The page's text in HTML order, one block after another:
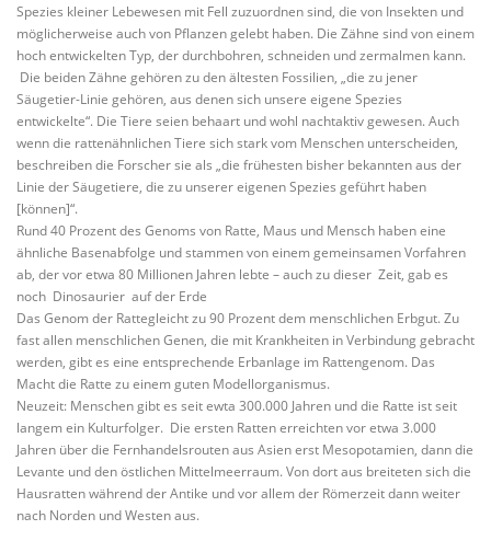
Spezies kleiner Lebewesen mit Fell zuzuordnen sind, die von Insekten und
möglicherweise auch von Pflanzen gelebt haben. Die Zähne sind von einem
hoch entwickelten Typ, der durchbohren, schneiden und zermalmen kann.
Die beiden Zähne gehören zu den ältesten Fossilien, „die zu jener
Säugetier-Linie gehören, aus denen sich unsere eigene Spezies
entwickelte“. Die Tiere seien behaart und wohl nachtaktiv gewesen. Auch
wenn die rattenähnlichen Tiere sich stark vom Menschen unterscheiden,
beschreiben die Forscher sie als „die frühesten bisher bekannten aus der
Linie der Säugetiere, die zu unserer eigenen Spezies geführt haben
[können]“.
Rund 40 Prozent des Genoms von Ratte, Maus und Mensch haben eine
ähnliche Basenabfolge und stammen von einem gemeinsamen Vorfahren
ab, der vor etwa 80 Millionen Jahren lebte – auch zu dieser Zeit, gab es
noch Dinosaurier auf der Erde
Das Genom der Rattegleicht zu 90 Prozent dem menschlichen Erbgut. Zu
fast allen menschlichen Genen, die mit Krankheiten in Verbindung gebracht
werden, gibt es eine entsprechende Erbanlage im Rattengenom. Das
Macht die Ratte zu einem guten Modellorganismus.
Neuzeit: Menschen gibt es seit ewta 300.000 Jahren und die Ratte ist seit
langem ein Kulturfolger. Die ersten Ratten erreichten vor etwa 3.000
Jahren über die Fernhandelsrouten aus Asien erst Mesopotamien, dann die
Levante und den östlichen Mittelmeerraum. Von dort aus breiteten sich die
Hausratten während der Antike und vor allem der Römerzeit dann weiter
nach Norden und Westen aus.